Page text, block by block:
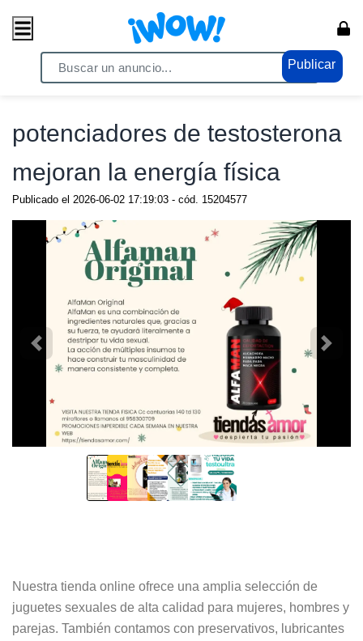
Publicar
/ Eróticos / Potenciadores
potenciadores de testosterona
mejoran la energía física
Publicado el 2026-06-02 17:19:03 - cód. 15204577
Nuestra tienda online ofrece una amplia selección de
juguetes sexuales de alta calidad para mujeres, hombres y
parejas. También contamos con preservativos, lubricantes